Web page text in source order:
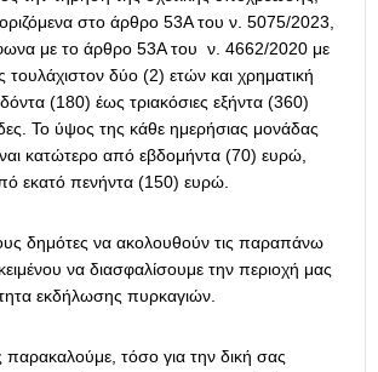
στο άρθρο 53Α του ν. 5075/2023,
με το άρθρο 53Α του ν. 4662/2020 με
τουλάχιστον δύο (2) ετών και χρηματική
(180) έως τριακόσιες εξήντα (360)
Το ύψος της κάθε ημερήσιας μονάδας
κατώτερο από εβδομήντα (70) ευρώ,
εκατό πενήντα (150) ευρώ.
δημότες να ακολουθούν τις παραπάνω
να διασφαλίσουμε την περιοχή μας
εκδήλωσης πυρκαγιών.
τόσο για την δική σας